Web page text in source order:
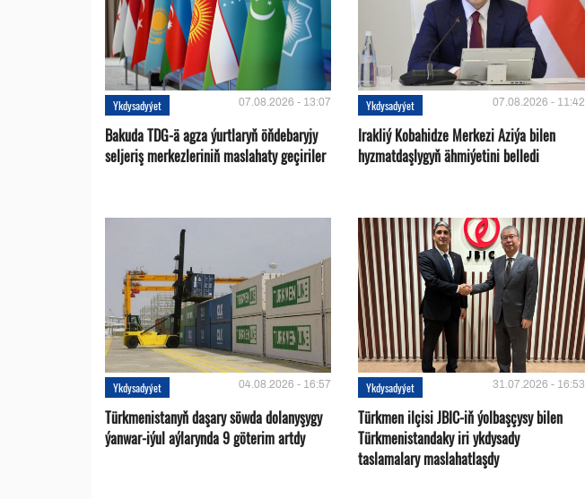
Ykdysadyýet 07.08.2026 - 13:07
Bakuda TDG-ä agza ýurtlaryň öňdebaryjy
seljeriş merkezleriniň maslahaty geçiriler
Ykdysadyýet 07.08.2026 - 11:42
Irakliý Kobahidze Merkezi Aziýa bilen
hyzmatdaşlygyň ähmiýetini belledi
Ykdysadyýet 04.08.2026 - 16:57
Türkmenistanyň daşary söwda dolanyşygy
ýanwar-iýul aýlarynda 9 göterim artdy
Ykdysadyýet 31.07.2026 - 16:53
Türkmen ilçisi JBIC-iň ýolbaşçysy bilen
Türkmenistandaky iri ykdysady
taslamalary maslahatlaşdy